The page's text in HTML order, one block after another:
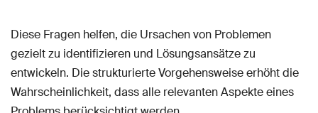
Diese Fragen helfen, die Ursachen von Problemen
gezielt zu identifizieren und Lösungsansätze zu
entwickeln. Die strukturierte Vorgehensweise erhöht die
Wahrscheinlichkeit, dass alle relevanten Aspekte eines